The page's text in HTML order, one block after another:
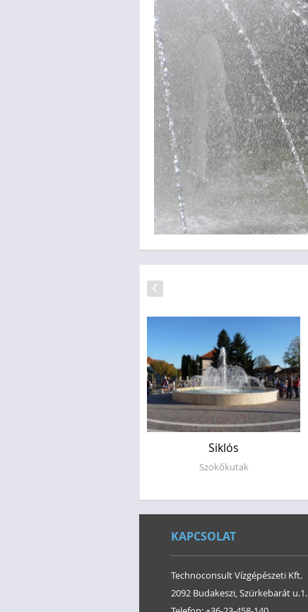
Siklós
Szökőkutak
KAPCSOLAT
Technoconsult Vízgépészeti Kft.
2092 Budakeszi, Szürkebarát u.1.